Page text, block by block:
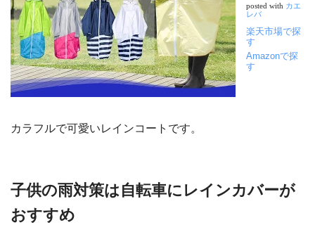
posted with カエ
レバ
楽天市場で探
す
Amazonで探
す
カラフルで可愛いレインコートです。
子供の雨対策は自転車にレインカバーが
おすすめ